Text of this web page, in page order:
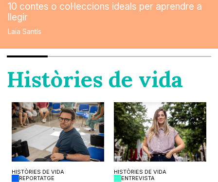
10 contes o col·leccions ideals per aprendre a
llegir
Laia Santís
Històries de vida
HISTÒRIES DE VIDA
REPORTATGE
HISTÒRIES DE VIDA
ENTREVISTA